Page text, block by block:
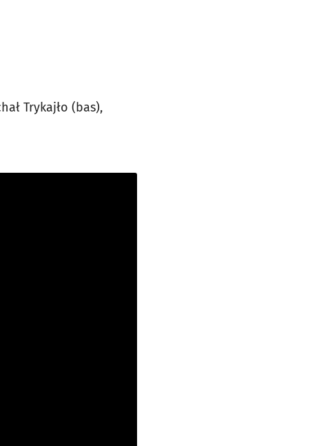
Trykajło (bas),